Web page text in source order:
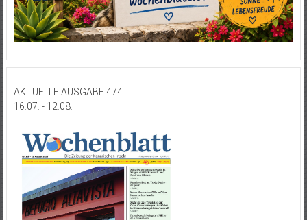
AKTUELLE AUSGABE 474
16.07. - 12.08.